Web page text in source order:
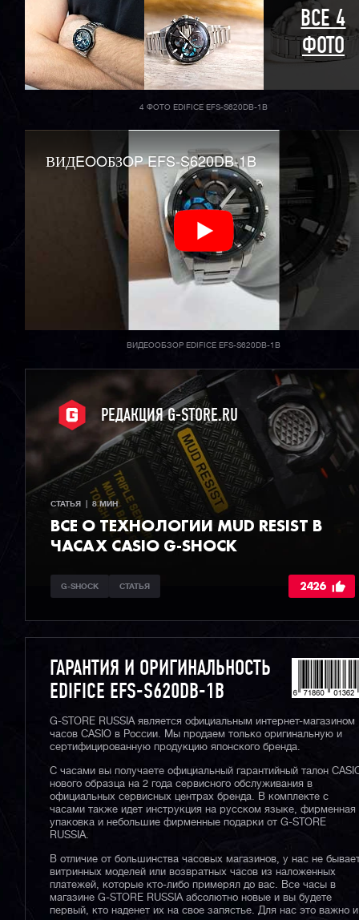
ВСЕ 4
ФОТО
4 ФОТО EDIFICE EFS-S620DB-1B
ВИДEOOБЗOP EFS-S620DB-1B
ВИДЕООБЗОР EDIFICE EFS-S620DB-1B
РЕДАКЦИЯ G-STORE.RU
СТАТЬЯ  |  8 МИН
ВСЕ О ТЕХНОЛОГИИ MUD RESIST В
ЧАСАХ CASIO G-SHOCK
G-SHOCK СТАТЬЯ 2426
ГАРАНТИЯ И ОРИГИНАЛЬНОСТЬ
EDIFICE EFS-S620DB-1B
G-STORE RUSSIA является официальным интернет-магазином
часов CASIO в России. Мы продаем только оригинальную и
сертифицированную продукцию японского бренда.
С часами вы получаете официальный гарантийный талон
нового образца на 2 года сервисного обслуживания в
официальных сервисных центрах бренда. В комплекте с
часами также идет инструкция на русском языке, фирменная
упаковка и небольшие фирменные подарки от G-STORE
RUSSIA.
В отличие от большинства часовых магазинов, у нас не
витринных моделей или возвратных часов из наложенных
платежей, которые кто-либо примерял до вас. Все часы в
магазине G-STORE RUSSIA абсолютно новые и вы будете
первый, кто наденет их на свое запястье. Для нас это важно и